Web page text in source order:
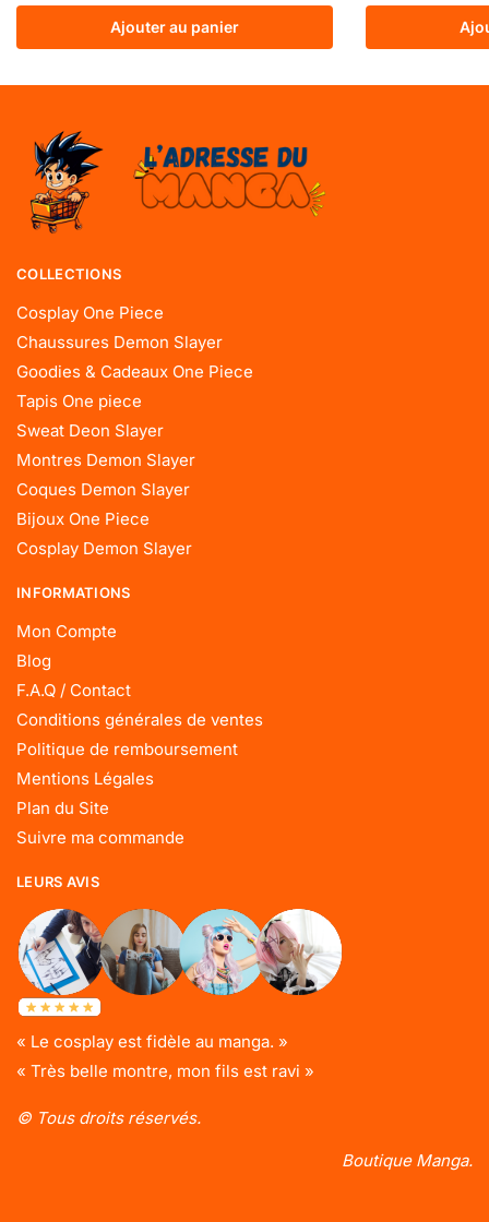
Ajouter au panier
COLLECTIONS
Cosplay One Piece
Chaussures Demon Slayer
Goodies & Cadeaux One Piece
Tapis One piece
Sweat Deon Slayer
Montres Demon Slayer
Coques Demon Slayer
Bijoux One Piece
Cosplay Demon Slayer
INFORMATIONS
Mon Compte
Blog
F.A.Q / Contact
Conditions générales de ventes
Politique de remboursement
Mentions Légales
Plan du Site
Suivre ma commande
LEURS AVIS
« Le cosplay est fidèle au manga. »
« Très belle montre, mon fils est ravi »
© Tous droits réservés.
Boutique Manga.